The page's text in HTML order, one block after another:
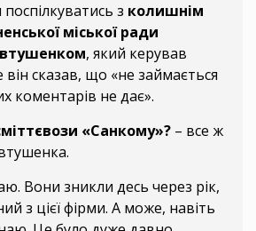
з колишнім
міської ради
, який керував
сказав, що «не займається
коментарів не дає».
«Санкому»? – все ж
Вони зникли десь через рік,
з цієї фірми. А може, навіть